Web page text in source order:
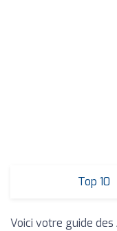
Top 10
Voici votre guide des